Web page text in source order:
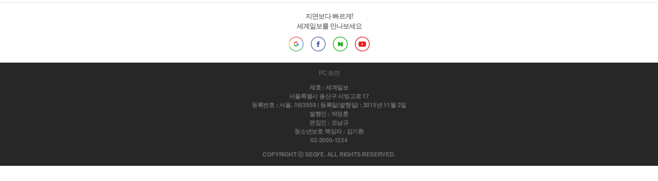
지면보다 빠르게!
세계일보를 만나보세요
PC 화면
제호 : 세계일보
서울특별시 용산구 서빙고로 17
등록번호 : 서울, 아03959 | 등록일(발행일) : 2015년 11월 2일
발행인 : 박정훈
편집인 : 조남규
청소년보호 책임자 : 김기환
02-2000-1234
COPYRIGHT ⓒ SEGYE. ALL RIGHTS RESERVED.